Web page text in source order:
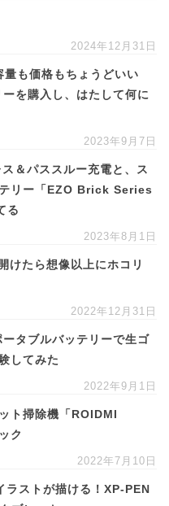
2024年12月31日
も価格もちょうどいい
を購入し、はたして何に
2023年9月7日
＆パススルー充電と、ス
リー「EZO Brick Series
る
2023年8月1日
けたら想像以上にホコリ
2022年12月31日
タブルバッテリーで生ゴ
してみた
2022年9月1日
ト掃除機「ROIDMI
ク
2022年7月10日
ストが描ける！XP-PEN